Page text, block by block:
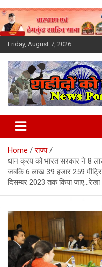
Skip
to
content
Friday, August 7, 2026
Latest News
News,
Hindi
Home
राज्य
धान क्रय को भारत सरकार ने 8
जबकि 6 लाख 39 हजार 259
दिसम्बर 2023 तक किया जाए…रेखा